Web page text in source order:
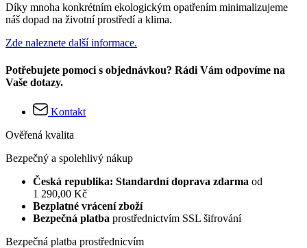
Díky mnoha konkrétním ekologickým opatřením minimalizujeme
náš dopad na životní prostředí a klima.
Zde naleznete další informace.
Potřebujete pomoci s objednávkou? Rádi Vám odpovíme na
Vaše dotazy.
Kontakt
Ověřená kvalita
Bezpečný a spolehlivý nákup
Česká republika: Standardní doprava zdarma od
1 290,00 Kč
Bezplatné vrácení zboží
Bezpečná platba prostřednictvím SSL šifrování
Bezpečná platba prostřednicvím